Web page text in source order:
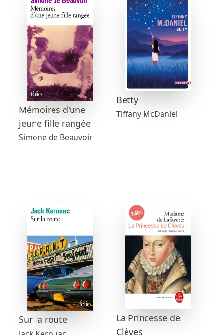
Mémoires d'une
jeune fille rangée
Simone de Beauvoir
Betty
Tiffany McDaniel
Sur la route
La Princesse de
Clèves